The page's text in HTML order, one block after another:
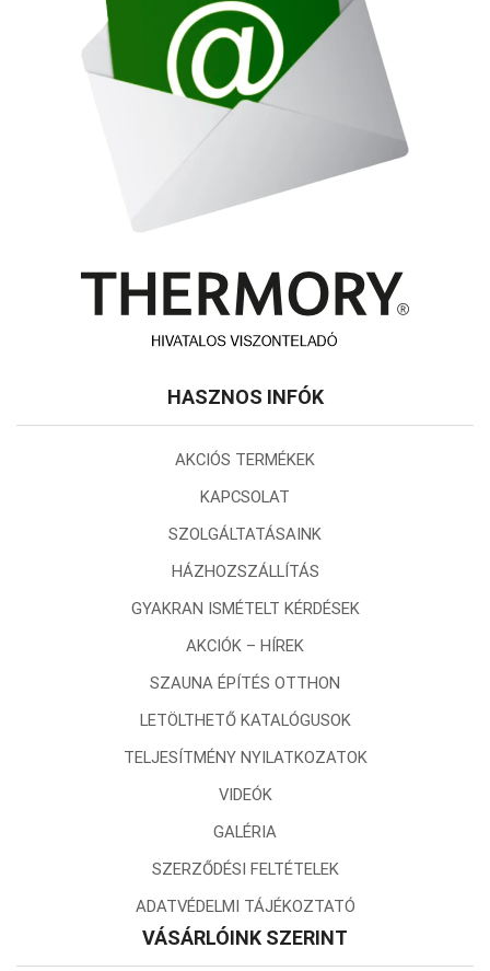
HASZNOS INFÓK
AKCIÓS TERMÉKEK
KAPCSOLAT
SZOLGÁLTATÁSAINK
HÁZHOZSZÁLLÍTÁS
GYAKRAN ISMÉTELT KÉRDÉSEK
AKCIÓK – HÍREK
SZAUNA ÉPÍTÉS OTTHON
LETÖLTHETŐ KATALÓGUSOK
TELJESÍTMÉNY NYILATKOZATOK
VIDEÓK
GALÉRIA
SZERZŐDÉSI FELTÉTELEK
ADATVÉDELMI TÁJÉKOZTATÓ
VÁSÁRLÓINK SZERINT